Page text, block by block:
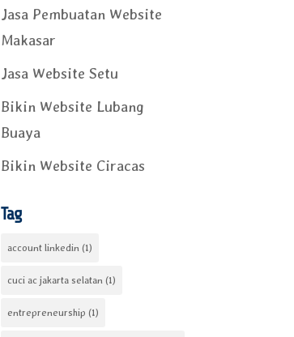
Jasa Pembuatan Website
Makasar
Jasa Website Setu
Bikin Website Lubang
Buaya
Bikin Website Ciracas
Tag
account linkedin(1)
cuci ac jakarta selatan(1)
entrepreneurship (1)